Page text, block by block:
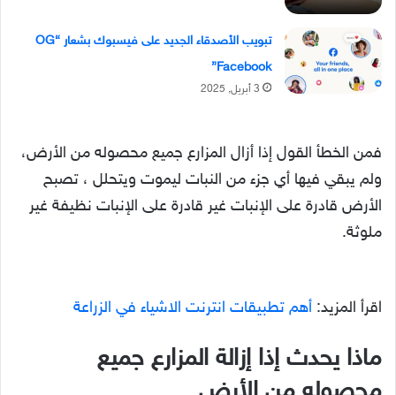
تبويب الأصدقاء الجديد على فيسبوك بشعار “OG
Facebook”
3 أبريل, 2025
فمن الخطأ القول إذا أزال المزارع جميع محصوله من الأرض،
ولم يبقي فيها أي جزء من النبات ليموت ويتحلل ، تصبح
الأرض قادرة على الإنبات غير قادرة على الإنبات نظيفة غير
ملوثة.
اقرأ المزيد: أهم تطبيقات انترنت الاشياء في الزراعة
ماذا يحدث إذا إزالة المزارع جميع